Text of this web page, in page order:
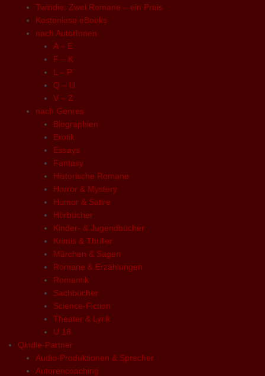
Twindie: Zwei Romane – ein Preis
Kostenlose eBooks
nach AutorInnen
A – E
F – K
L – P
Q – U
V – Z
nach Genres
Biographien
Erotik
Essays
Fantasy
Historische Romane
Horror & Mystery
Humor & Satire
Hörbücher
Kinder- & Jugendbücher
Krimis & Thriller
Märchen & Sagen
Romane & Erzählungen
Romantik
Sachbücher
Science-Fiction
Theater & Lyrik
U 18
Qindie-Partner
Audio-Produktionen & Sprecher
Autorencoaching